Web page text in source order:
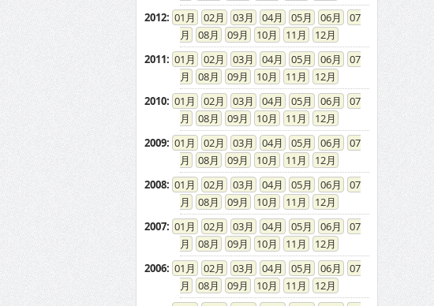
2012: 01 02 03 04 05 06
07
08
09 10 11
12
2011: 01 02 03 04 05 06
07
08
09 10 11
12
2010: 01 02 03 04 05 06
07
08
09 10 11
12
2009: 01 02 03 04 05 06
07
08
09 10 11
12
2008: 01 02 03 04 05 06
07
08
09 10 11
12
2007: 01 02 03 04 05 06
07
08
09 10 11
12
2006: 01 02 03 04 05 06
07
08
09 10 11
12